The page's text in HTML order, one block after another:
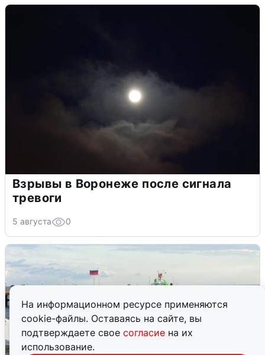
На информационном ресурсе применяются
cookie-файлы. Оставаясь на сайте, вы
подтверждаете свое согласие на их
использование.
Взрывы в Воронеже после сигнала
тревоги
5 августа 0